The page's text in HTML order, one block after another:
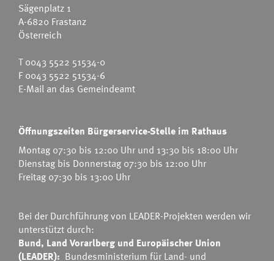
Sägenplatz 1
A-6820 Frastanz
Österreich
T0043 5522 51534-0
F 0043 5522 51534-6
E-Mail an das Gemeindeamt
Öffnungszeiten Bürgerservice-Stelle im Rathaus
Montag 07:30 bis 12:00 Uhr und 13:30 bis 18:00 Uhr
Dienstag bis Donnerstag 07:30 bis 12:00 Uhr
Freitag 07:30 bis 13:00 Uhr
Bei der Durchführung von LEADER-Projekten werden wir
unterstützt durch:
Bund, Land Vorarlberg und Europäischer Union
(LEADER): Bundesministerium für Land- und